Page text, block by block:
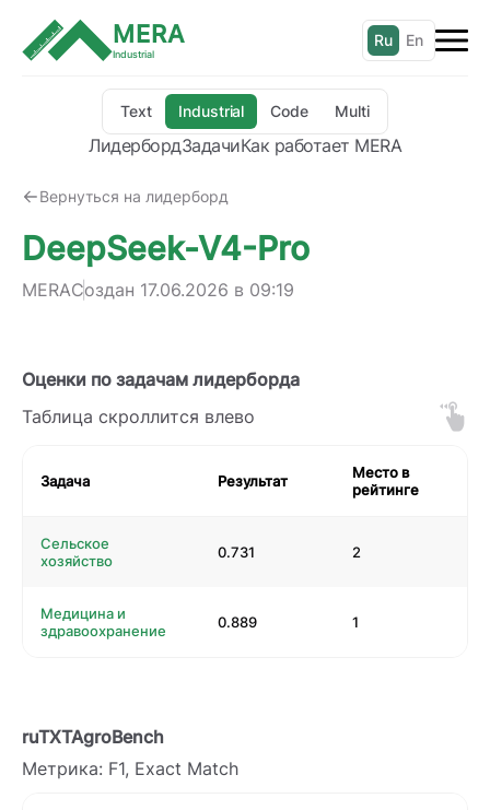
MERA
Industrial
Text Industrial Code Multi
ЛидербордЗадачиКак работает MERA
Ru En
Вернуться на лидерборд
DeepSeek-V4-Pro
MERAСоздан 17.06.2026 в 09:19
Оценки по задачам лидерборда
Таблица скроллится влево
Задача Результат
Место в
рейтинге
Сельское
хозяйство
0.731 2
Медицина и
здравоохранение
0.889 1
ruTXTAgroBench
Метрика: F1, Exact Match